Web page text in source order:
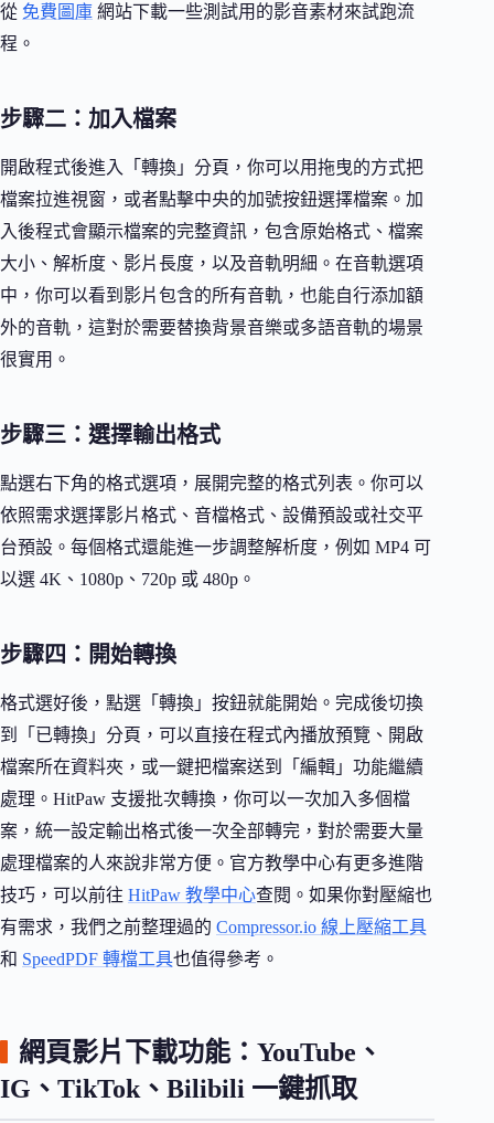
從 免費圖庫 網站下載一些測試用的影音素材來試跑流
程。
步驟二：加入檔案
開啟程式後進入「轉換」分頁，你可以用拖曳的方式把
檔案拉進視窗，或者點擊中央的加號按鈕選擇檔案。加
入後程式會顯示檔案的完整資訊，包含原始格式、檔案
大小、解析度、影片長度，以及音軌明細。在音軌選項
中，你可以看到影片包含的所有音軌，也能自行添加額
外的音軌，這對於需要替換背景音樂或多語音軌的場景
很實用。
步驟三：選擇輸出格式
點選右下角的格式選項，展開完整的格式列表。你可以
依照需求選擇影片格式、音檔格式、設備預設或社交平
台預設。每個格式還能進一步調整解析度，例如 MP4 可
以選 4K、1080p、720p 或 480p。
步驟四：開始轉換
格式選好後，點選「轉換」按鈕就能開始。完成後切換
到「已轉換」分頁，可以直接在程式內播放預覽、開啟
檔案所在資料夾，或一鍵把檔案送到「編輯」功能繼續
處理。HitPaw 支援批次轉換，你可以一次加入多個檔
案，統一設定輸出格式後一次全部轉完，對於需要大量
處理檔案的人來說非常方便。官方教學中心有更多進階
技巧，可以前往 HitPaw 教學中心查閱。如果你對壓縮也
有需求，我們之前整理過的 Compressor.io 線上壓縮工具
和 SpeedPDF 轉檔工具也值得參考。
網頁影片下載功能：YouTube、
IG、TikTok、Bilibili 一鍵抓取